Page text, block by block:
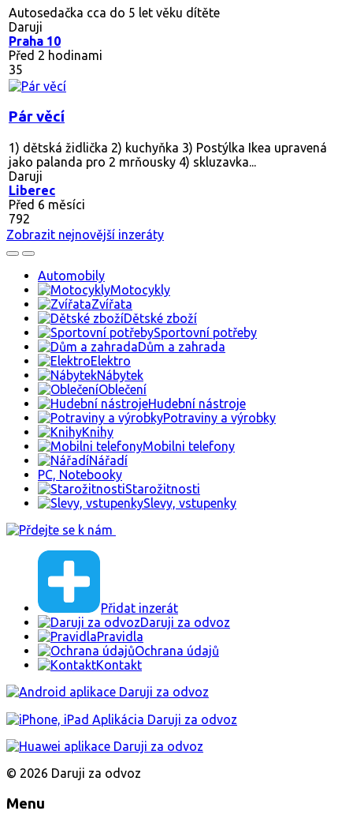
Autosedačka cca do 5 let věku dítěte
Daruji
Praha 10
Před 2 hodinami
35
Pár věcí
1) dětská židlička 2) kuchyňka 3) Postýlka Ikea upravená
jako palanda pro 2 mrňousky 4) skluzavka...
Daruji
Liberec
Před 6 měsíci
792
Zobrazit nejnovější inzeráty
Automobily
Motocykly
Zvířata
Dětské zboží
Sportovní potřeby
Dům a zahrada
Elektro
Nábytek
Oblečení
Hudební nástroje
Potraviny a výrobky
Knihy
Mobilni telefony
Nářadí
PC, Notebooky
Starožitnosti
Slevy, vstupenky
Přidat inzerát
Daruji za odvoz
Pravidla
Ochrana údajů
Kontakt
© 2026 Daruji za odvoz
Menu